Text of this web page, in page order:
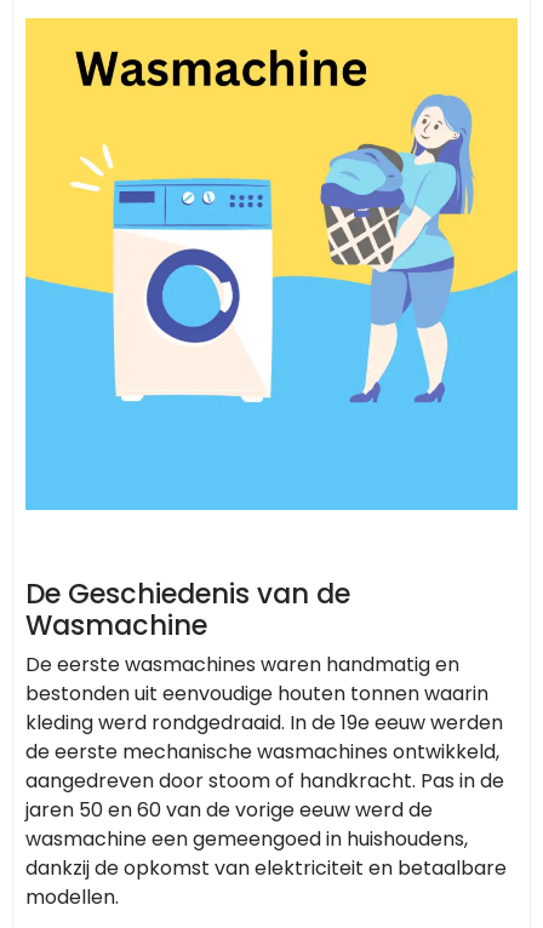
De Geschiedenis van de
Wasmachine
De eerste wasmachines waren handmatig en
bestonden uit eenvoudige houten tonnen waarin
kleding werd rondgedraaid. In de 19e eeuw werden
de eerste mechanische wasmachines ontwikkeld,
aangedreven door stoom of handkracht. Pas in de
jaren 50 en 60 van de vorige eeuw werd de
wasmachine een gemeengoed in huishoudens,
dankzij de opkomst van elektriciteit en betaalbare
modellen.